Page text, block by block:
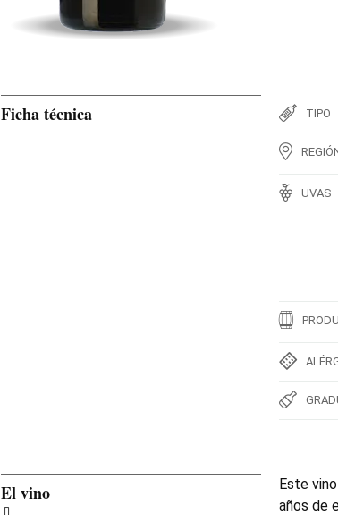
Ficha técnica TIPO
UVAS
El vino
Este
años de